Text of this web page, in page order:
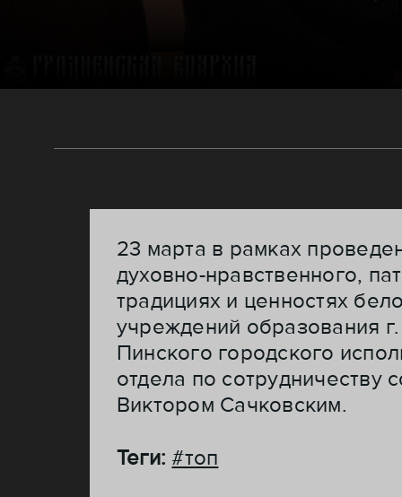
23 марта в рамках
духовно-нравственного,
традициях и ценностях
учреждений образования
Пинского городского
отдела по
Виктором Сачковским.
Теги:#топ